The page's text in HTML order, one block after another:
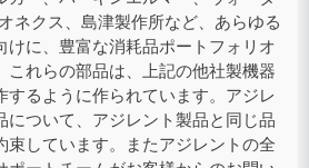
ネクス、島津製作所など、あらゆる
けに、豊富な消耗品ポートフォリオ
これらの部品は、上記の他社製機器
するように作られています。アジレ
について、アジレント製品と同じ品
束しています。またアジレントの全